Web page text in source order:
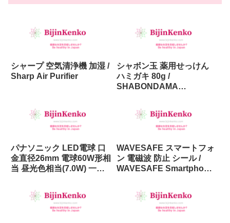
シャープ 空気清浄機 加湿 /
Sharp Air Purifier
シャボン玉 薬用せっけん
ハミガキ 80g /
SHABONDAMA
パナソニック LED電球 口
金直径26mm 電球60W形相
当 昼光色相当(7.0W) 一般
り / Panasonic LED Bulb
Light 60W 2
WAVESAFE スマートフォ
ン 電磁波 防止 シール /
WAVESAFE Smartphone